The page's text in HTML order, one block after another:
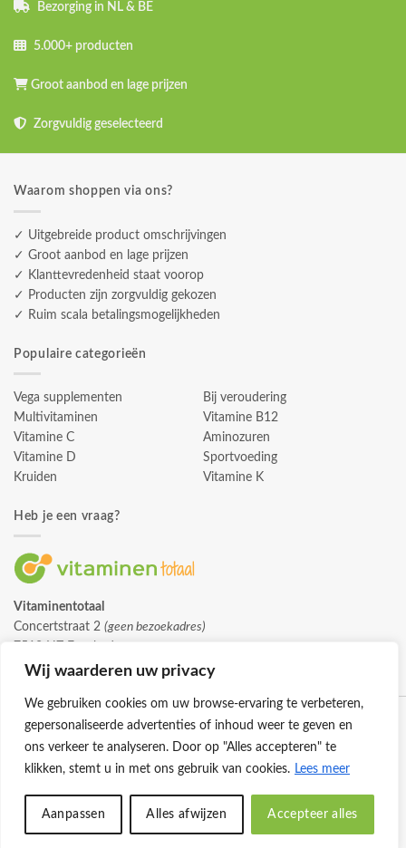
Wij waarderen uw privacy
We gebruiken cookies om uw browse-ervaring te verbeteren,
gepersonaliseerde advertenties of inhoud weer te geven en
ons verkeer te analyseren. Door op "Alles accepteren" te
klikken, stemt u in met ons gebruik van cookies. Lees meer
Aanpassen Alles afwijzen Accepteer alles
Bezorging in NL & BE
5.000+ producten
Groot aanbod en lage prijzen
Zorgvuldig geselecteerd
Waarom shoppen via ons?
✓ Uitgebreide product omschrijvingen
✓ Groot aanbod en lage prijzen
✓ Klanttevredenheid staat voorop
✓ Producten zijn zorgvuldig gekozen
✓ Ruim scala betalingsmogelijkheden
Populaire categorieën
Vega supplementen
Multivitaminen
Vitamine C
Vitamine D
Kruiden
Bij veroudering
Vitamine B12
Aminozuren
Sportvoeding
Vitamine K
Heb je een vraag?
Vitaminentotaal
Concertstraat 2 (geen bezoekadres)
info@vitaminentotaal.nl
© 2026 -Vitaminentotaal.nl